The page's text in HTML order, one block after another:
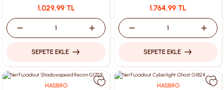
1.029,99 TL
SEPETE EKLE
1.764,99 TL
SEPETE EKLE
HASBRO HASBRO